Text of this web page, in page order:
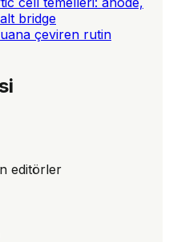
bridge
çeviren rutin
editörler